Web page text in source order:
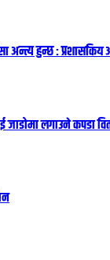
अन्त्य हुन्छ : प्रशासकिय
जाडोमा लगाउने कपडा